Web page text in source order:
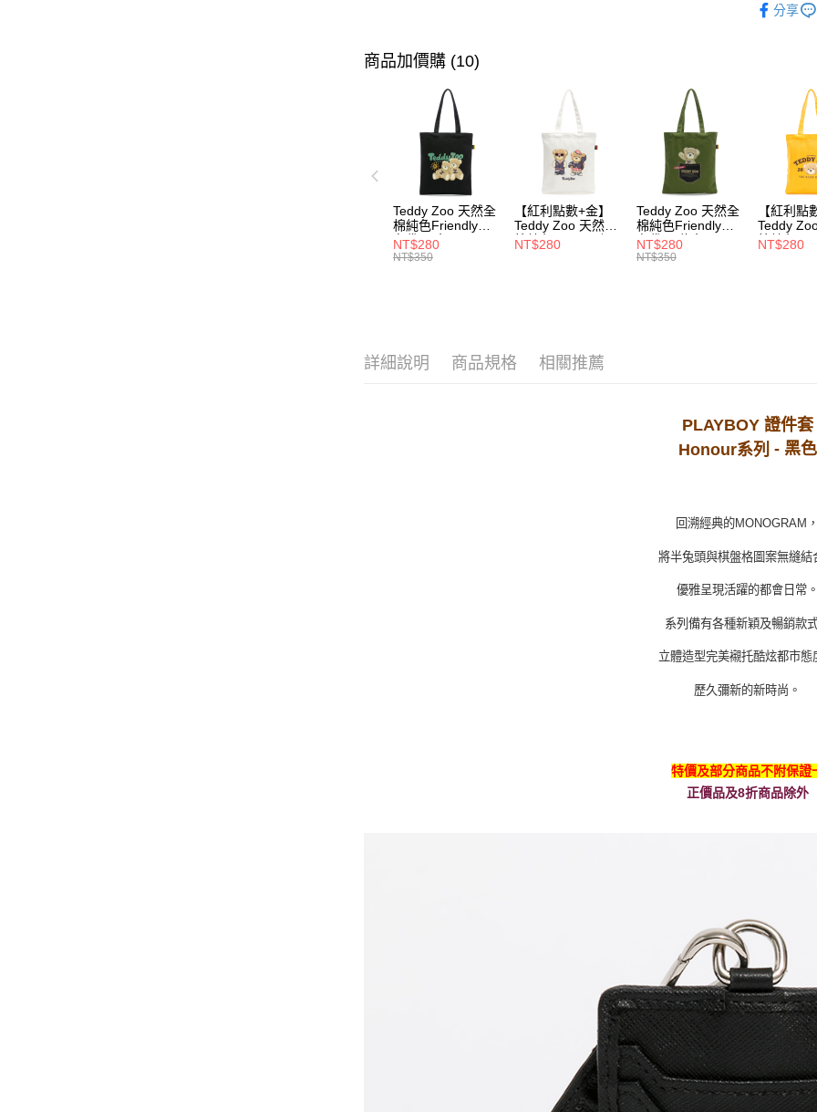
【繳款方
【注意事
1.本服務
用戶於交
款買賣價
2.基於同
資料（包
用，由本
3.完整用
每筆
付款後萊
每筆
7-11取貨
每筆
分享
商品加價購 (10)
Teddy Zoo 天然全
棉純色Friendly帆
布袋-黑色
(TZB107)
NT$280
NT$350
【紅利點數+金】
Teddy Zoo 天然全
棉純色Friendly帆
布袋-白色
NT$280
Teddy Zoo 天然全
棉純色Friendly帆
布袋-軍綠色
(TZB107)
NT$280
NT$350
【紅利點
Teddy
棉純色
布袋-黃色
NT$280
詳細說明 商品規格 相關推薦
PLAYBOY 證件套
Honour系列 - 黑色
回溯經典的MONOGRAM
將半兔頭與棋盤格圖案無縫結
優雅呈現活躍的都會日常
系列備有各種新穎及暢銷款
立體造型完美襯托酷炫都市態
歷久彌新的新時尚。
特價及部分商品不附保證
正價品及8折商品除外